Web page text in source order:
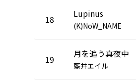
18 Lupinus
(K)NoW_NAME
19 月を追う真夜中
藍井エイル